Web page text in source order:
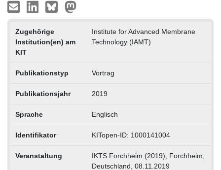
Zugehörige
Institution(en) am
KIT
Institute for Advanced Membrane
Technology (IAMT)
Publikationstyp Vortrag
Publikationsjahr 2019
Sprache Englisch
Identifikator KITopen-ID: 1000141004
Veranstaltung
IKTS Forchheim (2019), Forchheim,
Deutschland, 08.11.2019